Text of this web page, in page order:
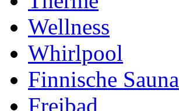
Wellness
Whirlpool
Finnische Sauna
Freibad